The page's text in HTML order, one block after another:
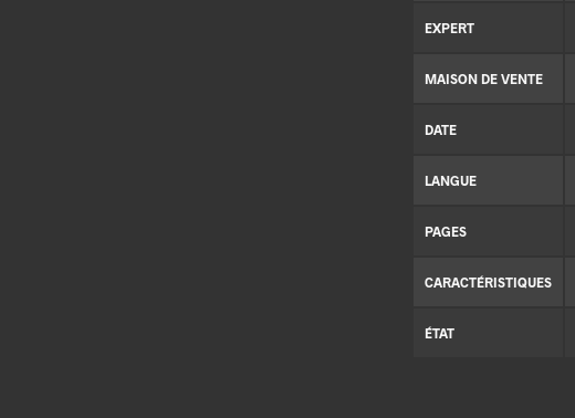
EXPERT
MAISON DE VENTE
DATE
LANGUE
PAGES
CARACTÉRISTIQUES
ÉTAT